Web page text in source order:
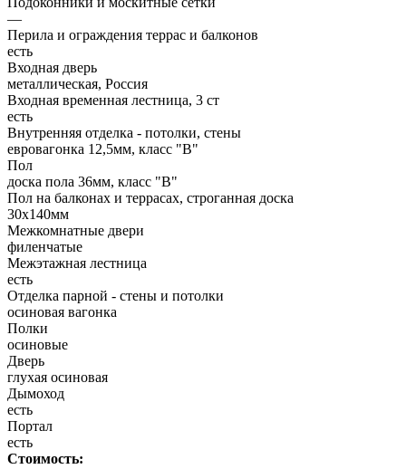
—
Перила и ограждения террас и балконов
есть
Входная дверь
металлическая, Россия
Входная временная лестница, 3 ст
есть
Внутренняя отделка - потолки, стены
евровагонка 12,5мм, класс "В"
Пол
доска пола 36мм, класс "B"
Пол на балконах и террасах, строганная доска
30x140мм
Межкомнатные двери
филенчатые
Межэтажная лестница
есть
Отделка парной - стены и потолки
осиновая вагонка
Полки
осиновые
Дверь
глухая осиновая
Дымоход
есть
Портал
есть
Стоимость: